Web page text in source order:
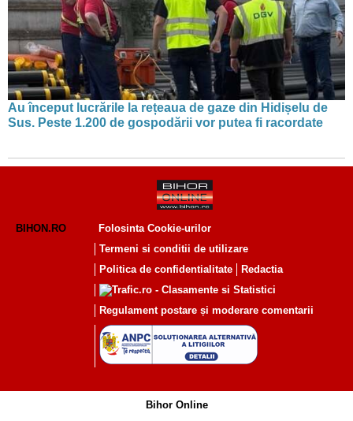
Au început lucrările la rețeaua de gaze din Hidișelu de
Sus. Peste 1.200 de gospodării vor putea fi racordate
BIHON.RO
Folosinta Cookie-urilor
Termeni si conditii de utilizare
Politica de confidentialitate
Redactia
Regulament postare și moderare comentarii
Bihor Online